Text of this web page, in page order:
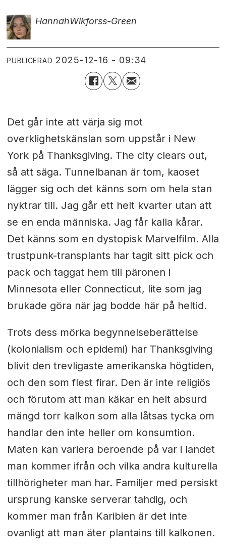
HannahWikforss-Green
PUBLICERAD 2025-12-16 - 09:34
Det går inte att värja sig mot
overklighetskänslan som uppstår i New
York på Thanksgiving. The city clears out,
så att säga. Tunnelbanan är tom, kaoset
lägger sig och det känns som om hela stan
nyktrar till. Jag går ett helt kvarter utan att
se en enda människa. Jag får kalla kårar.
Det känns som en dystopisk Marvelfilm. Alla
trustpunk-transplants har tagit sitt pick och
pack och taggat hem till päronen i
Minnesota eller Connecticut, lite som jag
brukade göra när jag bodde här på heltid.
Trots dess mörka begynnelseberättelse
(kolonialism och epidemi) har Thanksgiving
blivit den trevligaste amerikanska högtiden,
och den som flest firar. Den är inte religiös
och förutom att man käkar en helt absurd
mängd torr kalkon som alla låtsas tycka om
handlar den inte heller om konsumtion.
Maten kan variera beroende på var i landet
man kommer ifrån och vilka andra kulturella
tillhörigheter man har. Familjer med persiskt
ursprung kanske serverar tahdig, och
kommer man från Karibien är det inte
ovanligt att man äter plantains till kalkonen.